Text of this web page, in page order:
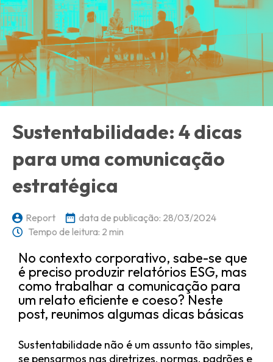
Sustentabilidade: 4 dicas
para uma comunicação
estratégica
Report data de publicação: 28/03/2024
Tempo de leitura: 2 min
No contexto corporativo, sabe-se que
é preciso produzir relatórios ESG, mas
como trabalhar a comunicação para
um relato eficiente e coeso? Neste
post, reunimos algumas dicas básicas
Sustentabilidade não é um assunto tão simples,
se pensarmos nas diretrizes, normas, padrões e